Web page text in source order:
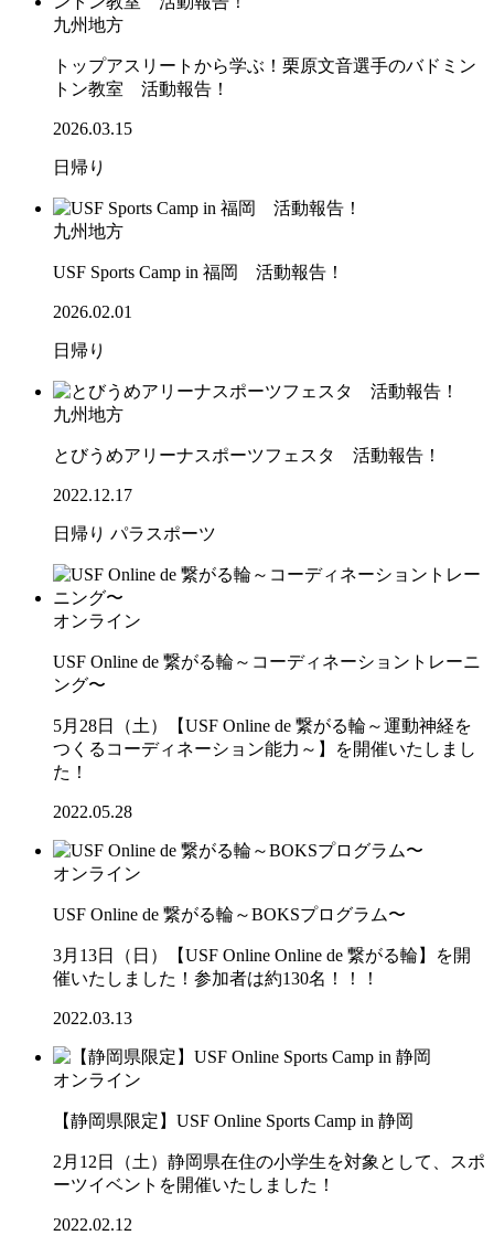
九州地方
トップアスリートから学ぶ！栗原文音選手のバドミン
トン教室 活動報告！
2026.03.15
日帰り
九州地方
USF Sports Camp in 福岡 活動報告！
2026.02.01
日帰り
九州地方
とびうめアリーナスポーツフェスタ 活動報告！
2022.12.17
日帰り パラスポーツ
オンライン
USF Online de 繋がる輪～コーディネーショントレーニ
ング〜
5月28日（土）【USF Online de 繋がる輪～運動神経を
つくるコーディネーション能力～】を開催いたしまし
た！
2022.05.28
オンライン
USF Online de 繋がる輪～BOKSプログラム〜
3月13日（日）【USF Online Online de 繋がる輪】を開
催いたしました！参加者は約130名！！！
2022.03.13
オンライン
【静岡県限定】USF Online Sports Camp in 静岡
2月12日（土）静岡県在住の小学生を対象として、スポ
ーツイベントを開催いたしました！
2022.02.12